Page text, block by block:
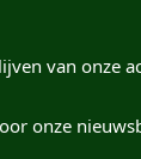
van onze
onze